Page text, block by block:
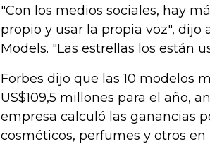
"Con los medios sociales, hay
propio y usar la propia voz", dijo
Models. "Las estrellas los están
Forbes dijo que las 10 modelos
US$109,5 millones para el año,
empresa calculó las ganancias
cosméticos, perfumes y otros